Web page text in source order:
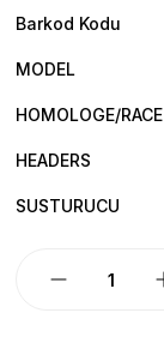
Barkod Kodu
MODEL
HOMOLOGE/RACE
HEADERS
SUSTURUCU